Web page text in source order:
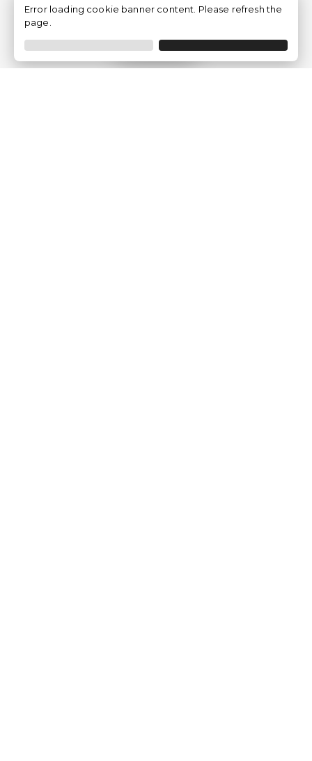
Filtrer
Error loading cookie banner content. Please refresh the
page.